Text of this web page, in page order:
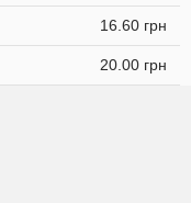
16.60 грн
20.00 грн